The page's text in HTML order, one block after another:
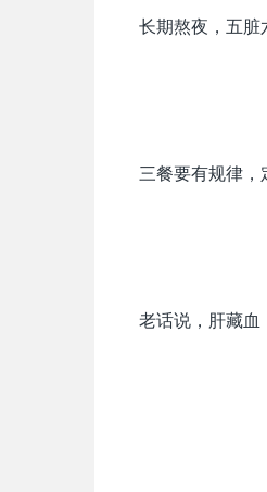
长期熬夜，五脏
三餐要有规律，
老话说，肝藏血